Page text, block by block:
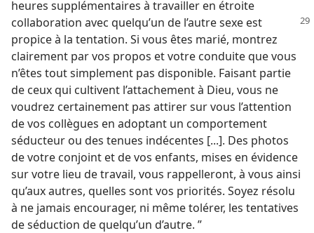
heures supplémentaires à travailler en étroite
collaboration avec quelqu’un de l’autre sexe est
propice à la tentation. Si vous êtes marié, montrez
clairement par vos propos et votre conduite que vous
n’êtes tout simplement pas disponible. Faisant partie
de ceux qui cultivent l’attachement à Dieu, vous ne
voudrez certainement pas attirer sur vous l’attention
de vos collègues en adoptant un comportement
séducteur ou des tenues indécentes [...]. Des photos
de votre conjoint et de vos enfants, mises en évidence
sur votre lieu de travail, vous rappelleront, à vous ainsi
qu’aux autres, quelles sont vos priorités. Soyez résolu
à ne jamais encourager, ni même tolérer, les tentatives
de séduction de quelqu’un d’autre. ”